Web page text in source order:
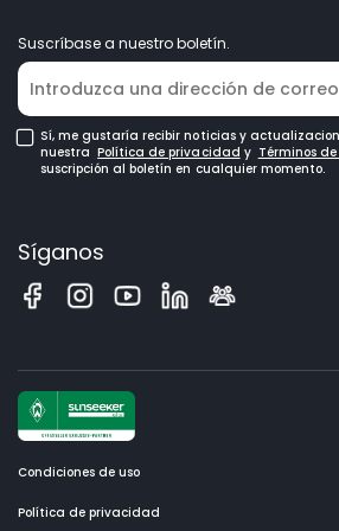
Dónde comprar
Suscríbase a nuestro boletín.
Sí, me gustaría recibir noticias y
nuestra Política de privacidad y Términos de
suscripción al boletín en cualquier momento.
Síganos
Condiciones de uso
Política de privacidad